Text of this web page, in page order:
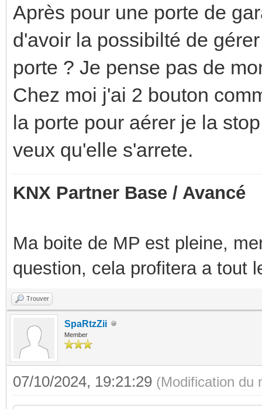
Après pour une porte de
d'avoir la possibilté de
porte ? Je pense pas de
Chez moi j'ai 2 bouton
la porte pour aérer je la
veux qu'elle s'arrete.
KNX Partner Base / Avancé
Ma boite de MP est pleine,
question, cela profitera a tout
Trouver
SpaRtzZii
Member
07/10/2024, 19:21:29 (Modification du